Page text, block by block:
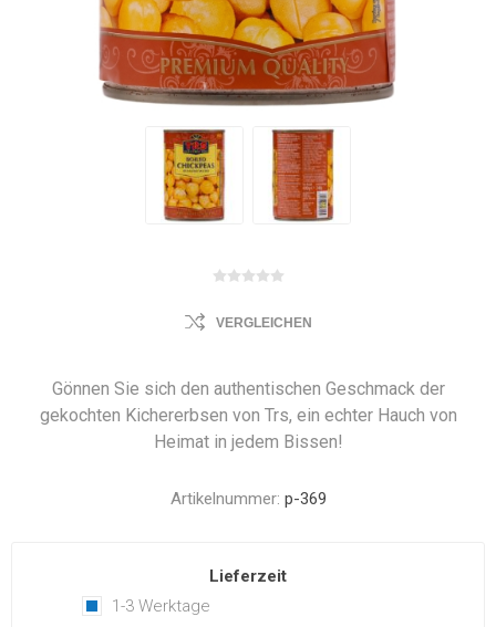
VERGLEICHEN
Gönnen Sie sich den authentischen Geschmack der
gekochten Kichererbsen von Trs, ein echter Hauch von
Heimat in jedem Bissen!
Artikelnummer: p-369
Lieferzeit
1-3 Werktage